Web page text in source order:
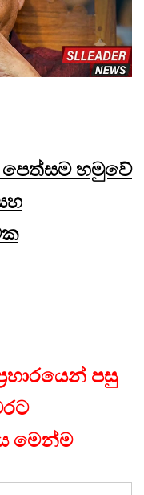
පෙත්සම හමුවේ
පසු
මෙන්ම